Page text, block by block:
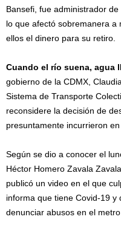
Bansefi, fue administrador
lo que afectó sobremanera a
ellos el dinero para su retiro.
Cuando el río suena, agua
gobierno de la CDMX,
Sistema de Transporte
reconsidere la decisión de
presuntamente incurrieron
Según se dio a conocer el
Héctor Homero Zavala
publicó un video en el que
informa que tiene Covid-19
denunciar abusos en el